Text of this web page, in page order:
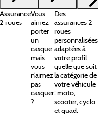
Assurance
2 roues
Vous
aimez
porter
un
casque
mais
vous
n’aimez
pas
casquer
?
Des
assurances 2
roues
personnalisées
adaptées à
votre profil
quelle que soit
la catégorie de
votre véhicule
: moto,
scooter, cyclo
et quad.